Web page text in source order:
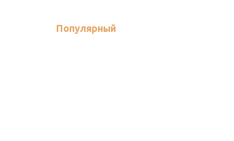
Популярный